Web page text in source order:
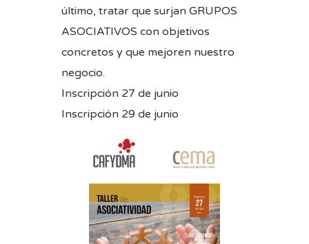
último, tratar que surjan GRUPOS
ASOCIATIVOS con objetivos
concretos y que mejoren nuestro
negocio.
Inscripción 27 de junio
Inscripción 29 de junio